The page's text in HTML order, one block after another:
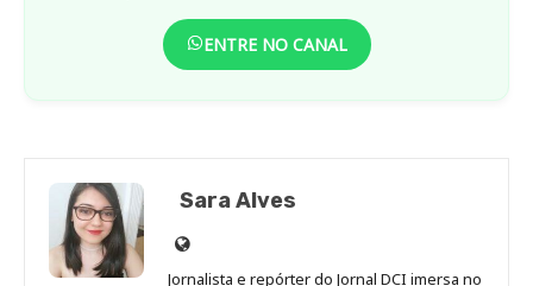
ENTRE NO CANAL
Sara Alves
Site
de
Jornalista e repórter do Jornal DCI imersa no